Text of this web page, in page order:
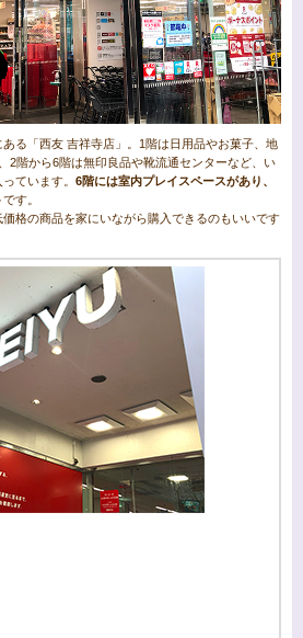
る「西友 吉祥寺店」。1階は日用品やお菓子、地
2階から6階は無印良品や靴流通センターなど、い
ています。 6階には室内プレイスペースがあり、
です。
格の商品を家にいながら購入できるのもいいです